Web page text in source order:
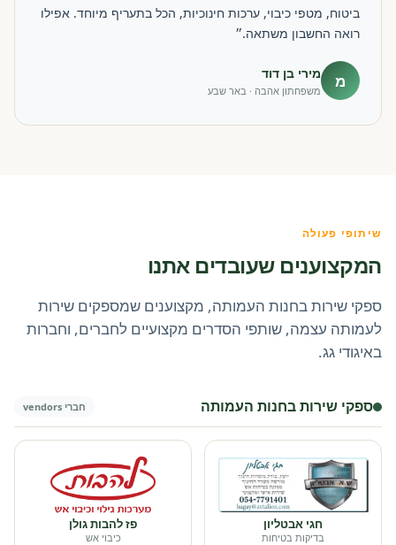
ביטוח, מטפי כיבוי, ערכות חינוכיות, הכל בתעריף מיוחד. אפילו
רואה החשבון משתאה.״
מ מירי בן דוד
משפחתון אהבה · באר שבע
שיתופי פעולה
המקצוענים שעובדים אתנו
ספקי שירות בחנות העמותה, מקצוענים שמספקים שירות
לעמותה עצמה, שותפי הסדרים מקצועיים לחברים, וחברות
באיגודי גג.
ספקי שירות בחנות העמותה חברי vendors
חגי אבטליון
בדיקות בטיחות
פז להבות גולן
כיבוי אש